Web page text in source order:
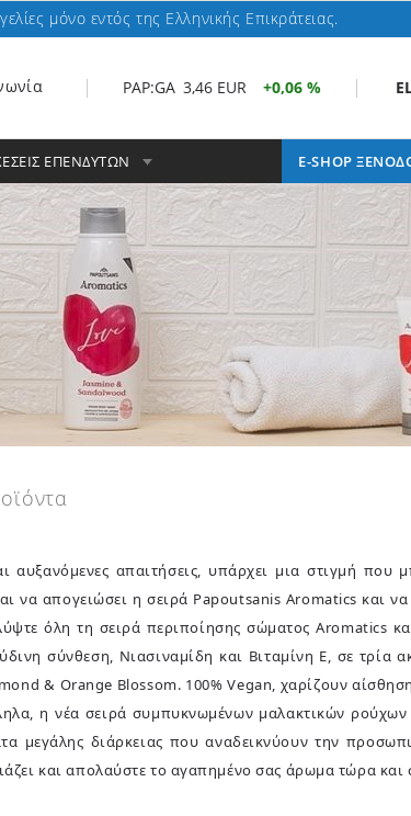
μόνο εντός της Ελληνικής Επικράτειας.
PAP:GA 3,46 EUR 0,06 %
E-SHOP
ΕΠΕΝΔΥΤΩΝ
απαιτήσεις, υπάρχει μια στιγμή που
να απογειώσει η σειρά Papoutsanis Aromatics και
όλη τη σειρά περιποίησης σώματος Aromatics
σύνθεση, Νιασιναμίδη και Βιταμίνη Ε, σε τρία
& Orange Blossom. 100% Vegan, χαρίζουν
η νέα σειρά συμπυκνωμένων μαλακτικών
μεγάλης διάρκειας που αναδεικνύουν την
και απολαύστε το αγαπημένο σας άρωμα τώρα και